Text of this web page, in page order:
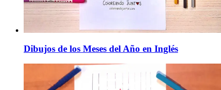
Dibujos de los Meses del Año en Inglés